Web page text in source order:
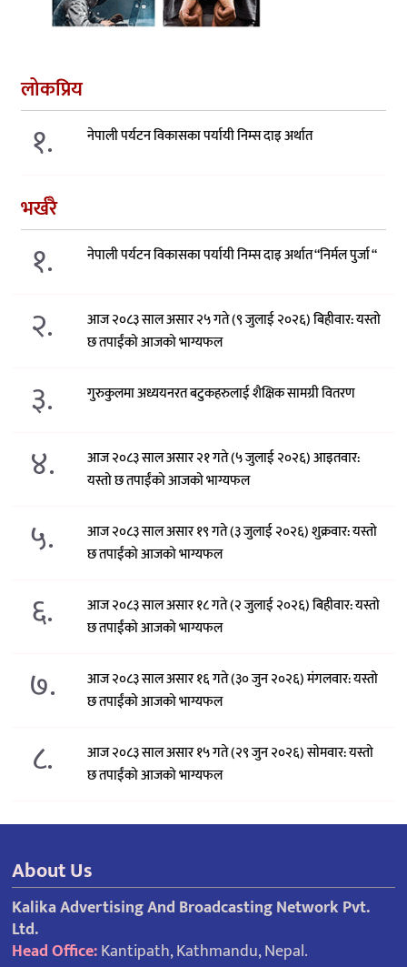
लोकप्रिय
१. नेपाली पर्यटन विकासका पर्यायी निम्स दाइ अर्थात
भर्खरै
१. नेपाली पर्यटन विकासका पर्यायी निम्स दाइ अर्थात “निर्मल पुर्जा “
२.
आज २०८३ साल असार २५ गते (९ जुलाई २०२६) बिहीवार: यस्तो
छ तपाईंको आजको भाग्यफल
३. गुरुकुलमा अध्ययनरत बटुकहरुलाई शैक्षिक सामग्री वितरण
४.
आज २०८३ साल असार २१ गते (५ जुलाई २०२६) आइतवार:
यस्तो छ तपाईंको आजको भाग्यफल
५.
आज २०८३ साल असार १९ गते (३ जुलाई २०२६) शुक्रवार: यस्तो
छ तपाईंको आजको भाग्यफल
६.
आज २०८३ साल असार १८ गते (२ जुलाई २०२६) बिहीवार: यस्तो
छ तपाईंको आजको भाग्यफल
७.
आज २०८३ साल असार १६ गते (३० जुन २०२६) मंगलवार: यस्तो
छ तपाईंको आजको भाग्यफल
८.
आज २०८३ साल असार १५ गते (२९ जुन २०२६) साेमवार: यस्तो
छ तपाईंको आजको भाग्यफल
About Us
Kalika Advertising And Broadcasting Network Pvt.
Ltd.
Head Office:Kantipath, Kathmandu, Nepal.